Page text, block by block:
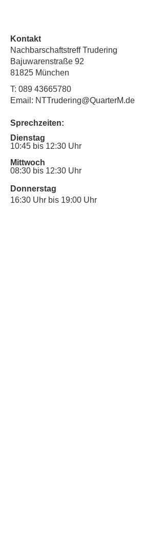
Kontakt
Nachbarschaftstreff Trudering
Bajuwarenstraße 92
81825 München
T: 089 43665780
Email: NTTrudering@QuarterM.de
Sprechzeiten:
Dienstag
10:45 bis 12:30 Uhr
Mittwoch
08:30 bis 12:30 Uhr
Donnerstag
16:30 Uhr bis 19:00 Uhr